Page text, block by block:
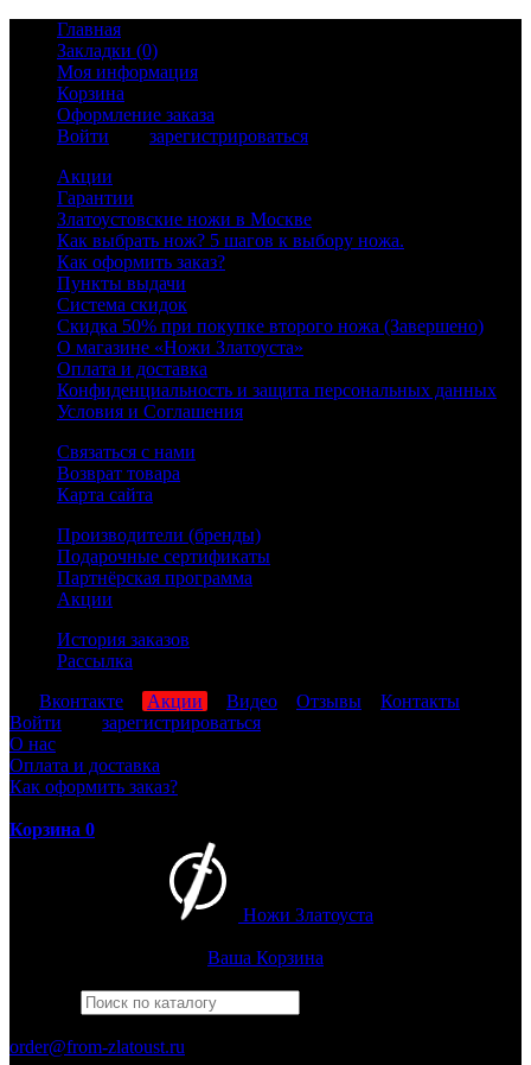
Главная
Закладки (0)
Моя информация
Корзина
Оформление заказа
Войти
зарегистрироваться
Акции
Гарантии
Златоустовские ножи в Москве
Как выбрать нож? 5 шагов к выбору ножа.
Как оформить заказ?
Пункты выдачи
Система скидок
Скидка 50% при покупке второго ножа (Завершено)
О магазине «Ножи Златоуста»
Оплата и доставка
Конфиденциальность и защита персональных данных
Условия и Соглашения
Связаться с нами
Возврат товара
Карта сайта
Производители (бренды)
Подарочные сертификаты
Партнёрская программа
Акции
История заказов
Рассылка
Вконтакте Акции Видео Отзывы
Контакты
Войти
зарегистрироваться
О нас
Оплата и доставка
Как оформить заказ?
Корзина 0
Ножи Златоуста
Ваша Корзина
order@from-zlatoust.ru